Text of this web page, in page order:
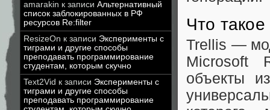
amarakin к записи Альтернативный
список заблокированных в РФ
ресурсов Re:filter
ResizeOn к записи Эксперименты с
тиграми и другие способы
преподавать программирование
студентам, которым скучно
Text2Vid к записи Эксперименты с
тиграми и другие способы
преподавать программирование
Что
Trellis —
Microsoft
объекты